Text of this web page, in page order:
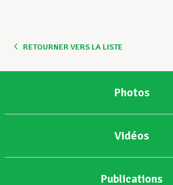
RETOURNER VERS LA LISTE
Photos
Vidéos
Publications